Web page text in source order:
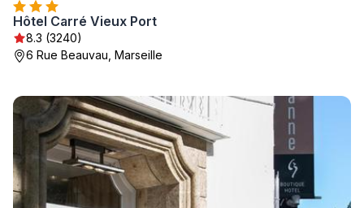
Hôtel Carré Vieux Port
8.3 (3240)
6 Rue Beauvau, Marseille